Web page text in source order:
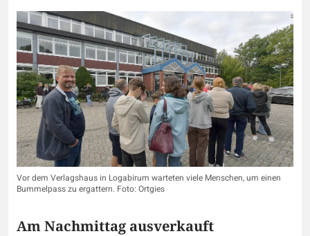
Vor dem Verlagshaus in Logabirum warteten viele Menschen, um einen
Bummelpass zu ergattern. Foto: Ortgies
Am Nachmittag ausverkauft